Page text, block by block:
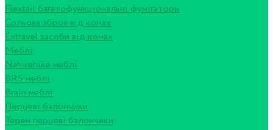
Flextail багатофункціональні фумігатори
Сольова зброя від комах
Extravel засоби від комах
Меблі
Naturehike меблі
BRS меблі
Brain меблі
Перцеві балончики
Терен перцеві балончики